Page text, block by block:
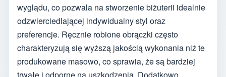
wyglądu, co pozwala na stworzenie biżuterii idealnie
odzwierciedlającej indywidualny styl oraz
preferencje. Ręcznie robione obrączki często
charakteryzują się wyższą jakością wykonania niż te
produkowane masowo, co sprawia, że są bardziej
trwałe i odporne na uszkodzenia. Dodatkowo,